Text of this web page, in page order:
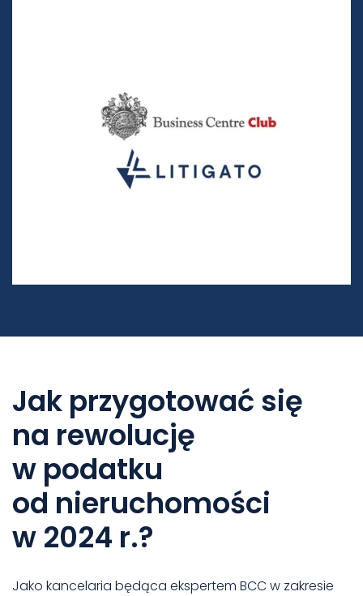
Jak przygotować się
na rewolucję
w podatku
od nieruchomości
w 2024 r.?
Jako kancelaria będąca ekspertem BCC w zakresie